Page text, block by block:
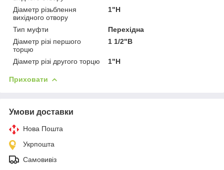
Діаметр різьблення
вихідного отвору
1"Н
Тип муфти
Перехідна
Діаметр різі першого
торцю
1 1/2"В
Діаметр різі другого торцю 1"Н
Приховати
Умови доставки
Нова Пошта
Укрпошта
Самовивіз